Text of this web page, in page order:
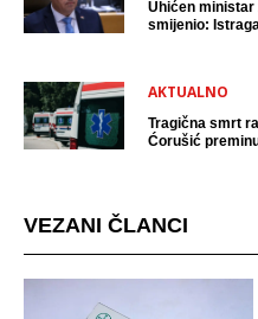
Uhićen
smijenio:
AKTUALNO
Tragična smrt
Ćorušić
VEZANI ČLANCI